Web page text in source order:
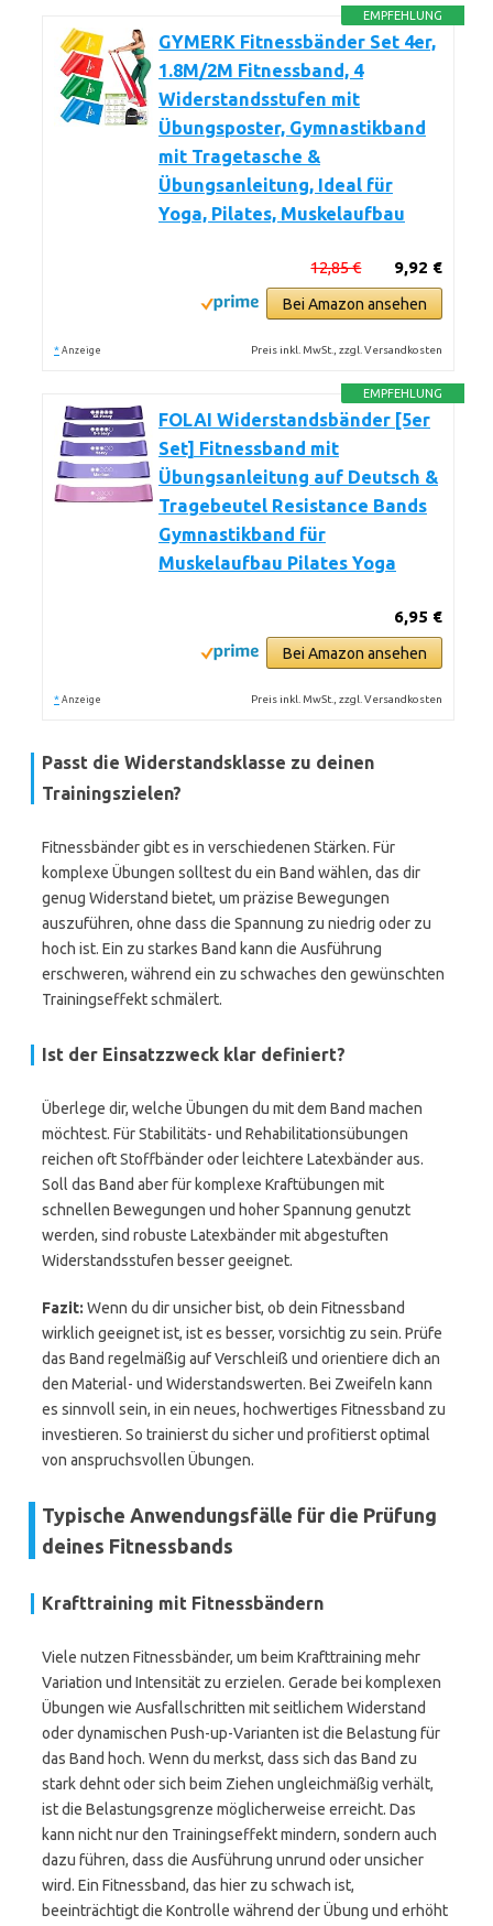
EMPFEHLUNG
GYMERK Fitnessbänder Set 4er,
1.8M/2M Fitnessband, 4
Widerstandsstufen mit
Übungsposter, Gymnastikband
mit Tragetasche &
Übungsanleitung, Ideal für
Yoga, Pilates, Muskelaufbau
9,92 €
12,85 €
Bei Amazon ansehen
* Anzeige Preis inkl. MwSt., zzgl. Versandkosten
EMPFEHLUNG
FOLAI Widerstandsbänder [5er
Set] Fitnessband mit
Übungsanleitung auf Deutsch &
Tragebeutel Resistance Bands
Gymnastikband für
Muskelaufbau Pilates Yoga
6,95 €
Bei Amazon ansehen
* Anzeige Preis inkl. MwSt., zzgl. Versandkosten
Passt die Widerstandsklasse zu deinen
Trainingszielen?
Fitnessbänder gibt es in verschiedenen Stärken. Für
komplexe Übungen solltest du ein Band wählen, das dir
genug Widerstand bietet, um präzise Bewegungen
auszuführen, ohne dass die Spannung zu niedrig oder zu
hoch ist. Ein zu starkes Band kann die Ausführung
erschweren, während ein zu schwaches den gewünschten
Trainingseffekt schmälert.
Ist der Einsatzzweck klar definiert?
Überlege dir, welche Übungen du mit dem Band machen
möchtest. Für Stabilitäts- und Rehabilitationsübungen
reichen oft Stoffbänder oder leichtere Latexbänder aus.
Soll das Band aber für komplexe Kraftübungen mit
schnellen Bewegungen und hoher Spannung genutzt
werden, sind robuste Latexbänder mit abgestuften
Widerstandsstufen besser geeignet.
Fazit: Wenn du dir unsicher bist, ob dein Fitnessband
wirklich geeignet ist, ist es besser, vorsichtig zu sein. Prüfe
das Band regelmäßig auf Verschleiß und orientiere dich an
den Material- und Widerstandswerten. Bei Zweifeln kann
es sinnvoll sein, in ein neues, hochwertiges Fitnessband zu
investieren. So trainierst du sicher und profitierst optimal
von anspruchsvollen Übungen.
Typische Anwendungsfälle für die Prüfung
deines Fitnessbands
Krafttraining mit Fitnessbändern
Viele nutzen Fitnessbänder, um beim Krafttraining mehr
Variation und Intensität zu erzielen. Gerade bei komplexen
Übungen wie Ausfallschritten mit seitlichem Widerstand
oder dynamischen Push-up-Varianten ist die Belastung für
das Band hoch. Wenn du merkst, dass sich das Band zu
stark dehnt oder sich beim Ziehen ungleichmäßig verhält,
ist die Belastungsgrenze möglicherweise erreicht. Das
kann nicht nur den Trainingseffekt mindern, sondern auch
dazu führen, dass die Ausführung unrund oder unsicher
wird. Ein Fitnessband, das hier zu schwach ist,
beeinträchtigt die Kontrolle während der Übung und erhöht